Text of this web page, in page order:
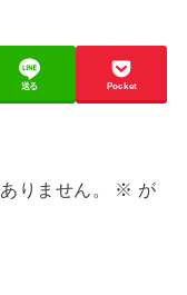
送る Pocket
りません。 ※ が